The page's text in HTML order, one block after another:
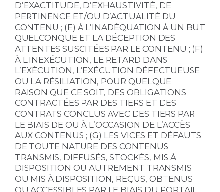
D’EXACTITUDE, D’EXHAUSTIVITÉ, DE
PERTINENCE ET/OU D’ACTUALITÉ DU
CONTENU ; (E) À L’INADÉQUATION À UN BUT
QUELCONQUE ET LA DÉCEPTION DES
ATTENTES SUSCITÉES PAR LE CONTENU ; (F)
À L’INEXÉCUTION, LE RETARD DANS
L’EXÉCUTION, L’EXÉCUTION DÉFECTUEUSE
OU LA RÉSILIATION, POUR QUELQUE
RAISON QUE CE SOIT, DES OBLIGATIONS
CONTRACTÉES PAR DES TIERS ET DES
CONTRATS CONCLUS AVEC DES TIERS PAR
LE BIAIS DE OU À L’OCCASION DE L’ACCÈS
AUX CONTENUS ; (G) LES VICES ET DÉFAUTS
DE TOUTE NATURE DES CONTENUS
TRANSMIS, DIFFUSÉS, STOCKÉS, MIS À
DISPOSITION OU AUTREMENT TRANSMIS
OU MIS À DISPOSITION, REÇUS, OBTENUS
OU ACCESSIBLES PAR LE BIAIS DU PORTAIL